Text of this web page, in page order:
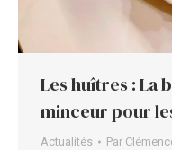
Les huîtres : La
minceur pour
Actualités Par